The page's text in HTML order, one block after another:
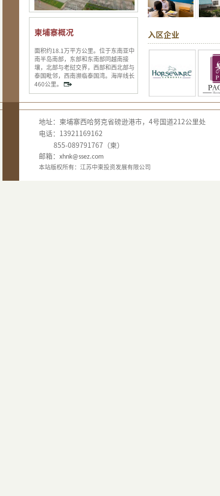
柬埔寨概况
面积约18.1万平方公里。位于东南亚中
南半岛南部，东部和东南部同越南接
壤，北部与老挝交界，西部和西北部与
泰国毗邻，西南濒临泰国湾。海岸线长
460公里。
入区企业
地址：柬埔寨西哈努克省磅逊港市，4号国道212公里处
电话：13921169162
855-089791767（柬）
邮箱： xhnk@ssez.com
本站版权所有：江苏中柬投资发展有限公司